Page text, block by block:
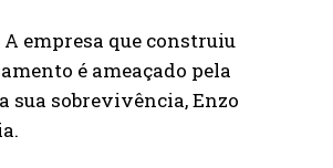
empresa que construiu
é ameaçado pela
sua sobrevivência, Enzo